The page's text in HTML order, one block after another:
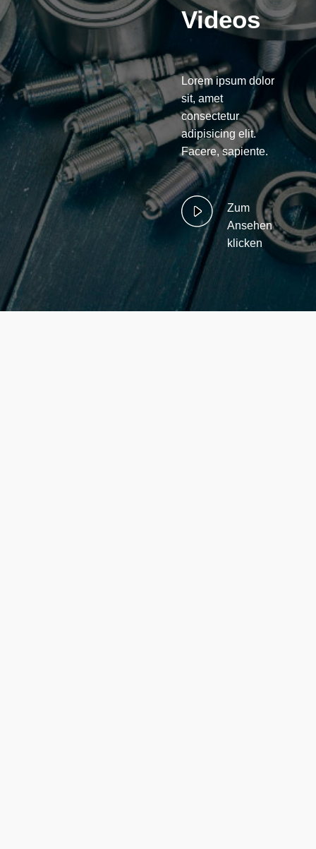
Videos
Lorem ipsum dolor
sit, amet
consectetur
adipisicing elit.
Facere, sapiente.
Zum
Ansehen
klicken